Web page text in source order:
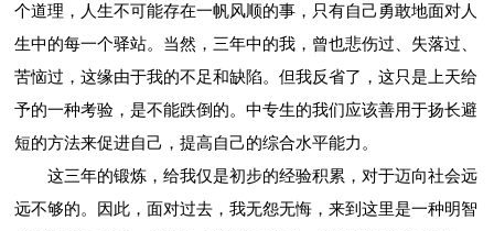
个道理，人生不可能存在一帆风顺的事，只有自己勇敢地面对人
生中的每一个驿站。当然，三年中的我，曾也悲伤过、失落过、
苦恼过，这缘由于我的不足和缺陷。但我反省了，这只是上天给
予的一种考验，是不能跌倒的。中专生的我们应该善用于扬长避
短的方法来促进自己，提高自己的综合水平能力。
这三年的锻炼，给我仅是初步的经验积累，对于迈向社会远
远不够的。因此，面对过去，我无怨无悔，来到这里是一种明智